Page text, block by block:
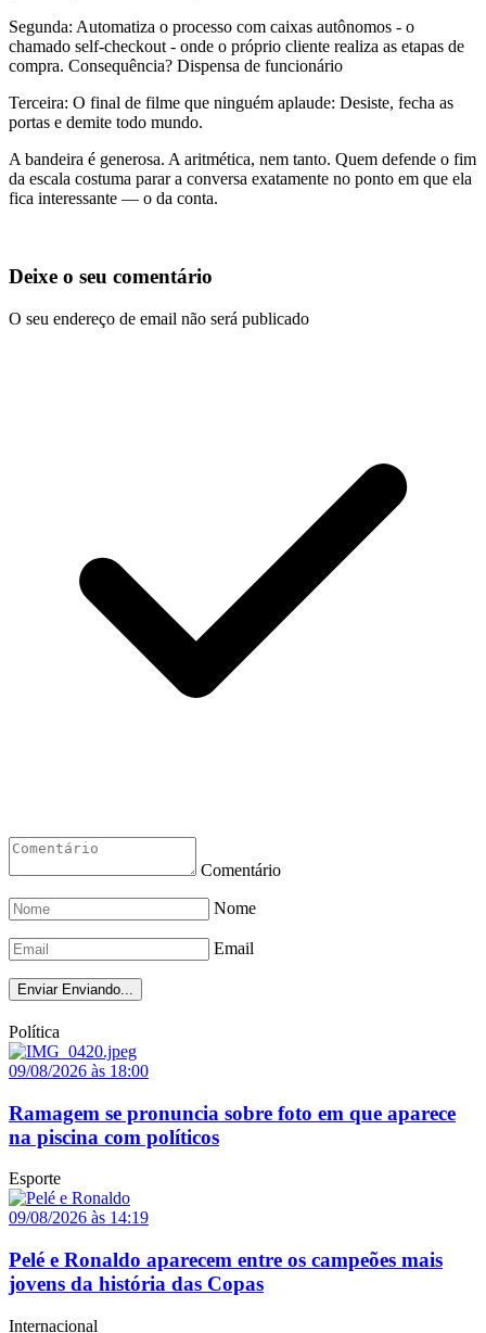
Segunda: Automatiza o processo com caixas autônomos - o
chamado self-checkout - onde o próprio cliente realiza as etapas de
compra. Consequência? Dispensa de funcionário
Terceira: O final de filme que ninguém aplaude: Desiste, fecha as
portas e demite todo mundo.
A bandeira é generosa. A aritmética, nem tanto. Quem defende o fim
da escala costuma parar a conversa exatamente no ponto em que ela
fica interessante — o da conta.
Deixe o seu comentário
O seu endereço de email não será publicado
Comentário
Nome
Email
Enviar Enviando...
Política
09/08/2026 às 18:00
Ramagem se pronuncia sobre foto em que aparece
na piscina com políticos
Esporte
09/08/2026 às 14:19
Pelé e Ronaldo aparecem entre os campeões mais
jovens da história das Copas
Internacional